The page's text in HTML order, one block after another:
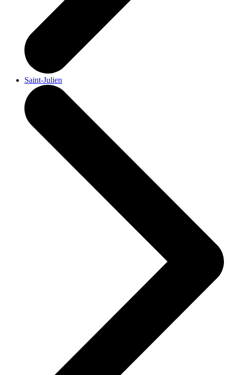
Saint-Julien